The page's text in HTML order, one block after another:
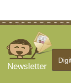
Newsletter